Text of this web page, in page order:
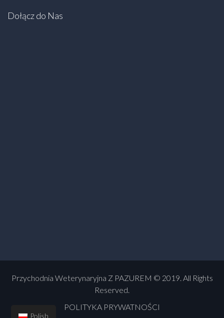
Dołącz do Nas
Przychodnia Weterynaryjna Z PAZUREM © 2019. All Rights
Reserved.
POLITYKA PRYWATNOŚCI
Polish